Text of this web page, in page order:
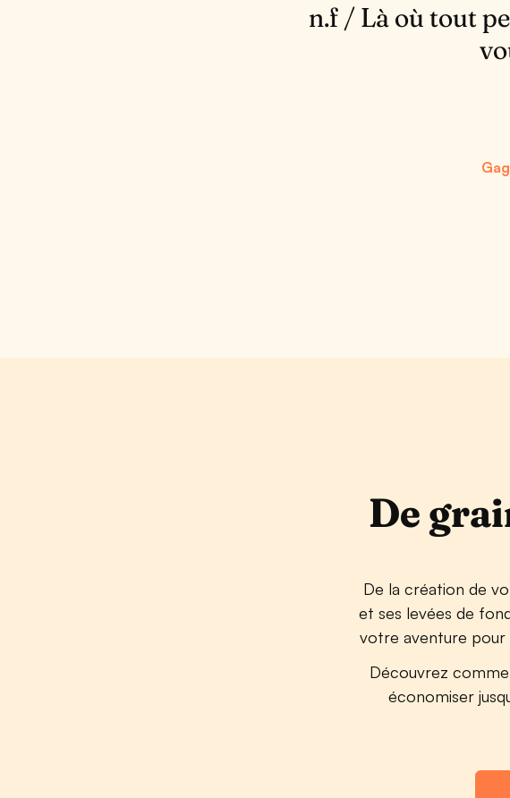
n.f / Là où tout
De
De la création de
et ses levées de
votre aventure
Découvrez
économiser